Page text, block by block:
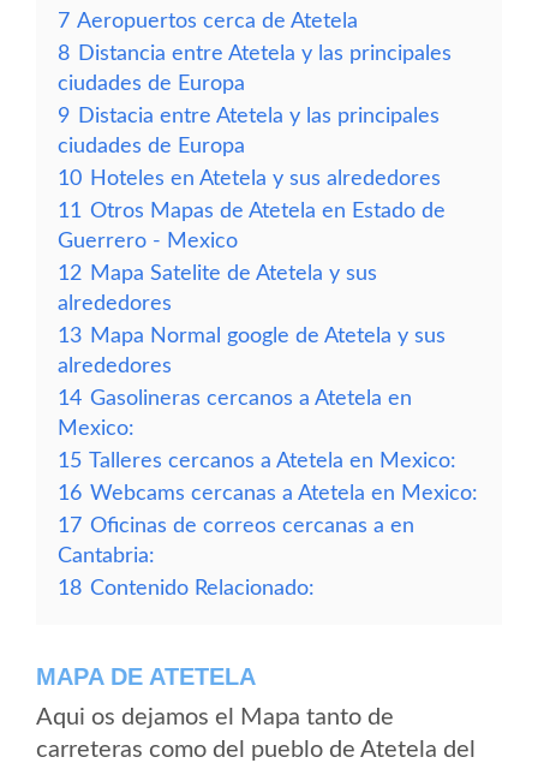
7 Aeropuertos cerca de Atetela
8 Distancia entre Atetela y las principales
ciudades de Europa
9 Distacia entre Atetela y las principales
ciudades de Europa
10 Hoteles en Atetela y sus alrededores
11 Otros Mapas de Atetela en Estado de
Guerrero - Mexico
12 Mapa Satelite de Atetela y sus
alrededores
13 Mapa Normal google de Atetela y sus
alrededores
14 Gasolineras cercanos a Atetela en
Mexico:
15 Talleres cercanos a Atetela en Mexico:
16 Webcams cercanas a Atetela en Mexico:
17 Oficinas de correos cercanas a en
Cantabria:
18 Contenido Relacionado:
MAPA DE ATETELA
Aqui os dejamos el Mapa tanto de
carreteras como del pueblo de Atetela del